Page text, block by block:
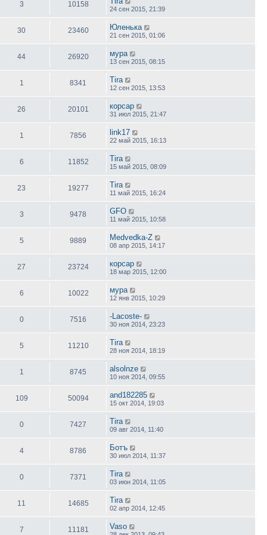
3 10158
24 сен 2015, 21:39
30 23460 Юленька
21 сен 2015, 01:06
44 26920 мура
13 сен 2015, 08:15
1 8341 Tira
12 сен 2015, 13:53
26 20101 корсар
31 июл 2015, 21:47
1 7856 link17
22 май 2015, 16:13
6 11852 Tira
15 май 2015, 08:09
23 19277 Tira
11 май 2015, 16:24
3 9478 GFO
11 май 2015, 10:58
5 9889 Medvedka-Z
08 апр 2015, 14:17
27 23724 корсар
18 мар 2015, 12:00
6 10022 мура
12 янв 2015, 10:29
0 7516 -Lacoste-
30 ноя 2014, 23:23
5 11210 Tira
28 ноя 2014, 18:19
1 8745 alsolnze
10 ноя 2014, 09:55
109 50094 and182285
15 окт 2014, 19:03
0 7427 Tira
09 авг 2014, 11:40
4 8786 Ботъ
30 июл 2014, 11:37
0 7371 Tira
03 июн 2014, 11:05
11 14685 Tira
02 апр 2014, 12:45
7 11181 Vaso